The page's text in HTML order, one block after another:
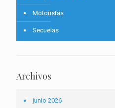
Motoristas
Secuelas
Archivos
junio 2026